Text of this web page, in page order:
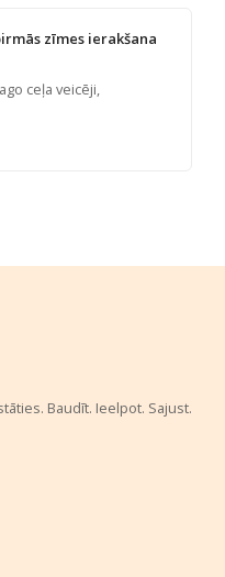
zīmes ierakšana
ceļa veicēji,
Baudīt. Ieelpot. Sajust.